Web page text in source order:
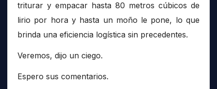
triturar y empacar hasta 80 metros cúbicos de
lirio por hora y hasta un moño le pone, lo que
brinda una eficiencia logística sin precedentes.
Veremos, dijo un ciego.
Espero sus comentarios.